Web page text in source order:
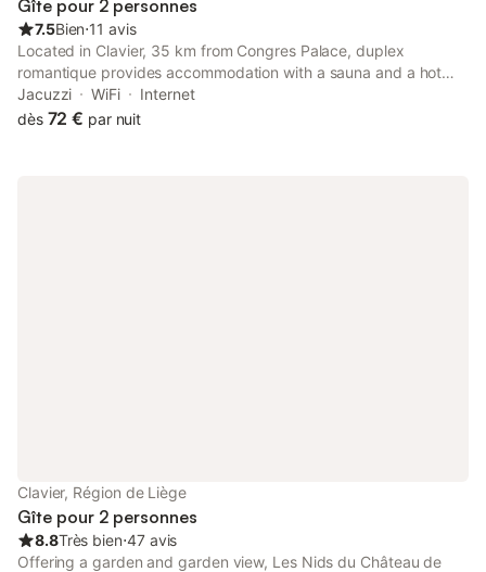
Gîte pour 2 personnes
7.5Bien⋅11 avis
Located in Clavier, 35 km from Congres Palace, duplex
romantique provides accommodation with a sauna and a hot
tub. This property offers access to a terrace, free private
parking and free WiFi.
Jacuzzi WiFi
Internet
dès 72 € par nuit
Clavier, Région de Liège
Gîte pour 2 personnes
8.8Très bien⋅47 avis
Offering a garden and garden view, Les Nids du Château de